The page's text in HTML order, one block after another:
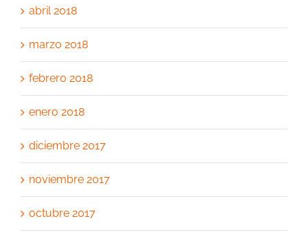
abril 2018
marzo 2018
febrero 2018
enero 2018
diciembre 2017
noviembre 2017
octubre 2017